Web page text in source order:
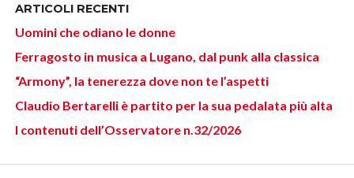
ARTICOLI RECENTI
Uomini che odiano le donne
Ferragosto in musica a Lugano, dal punk alla classica
“Armony”, la tenerezza dove non te l’aspetti
Claudio Bertarelli è partito per la sua pedalata più alta
I contenuti dell’Osservatore n.32/2026